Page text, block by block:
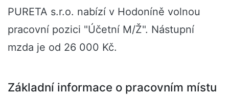
PURETA s.r.o. nabízí v Hodoníně volnou
pracovní pozici "Účetní M/Ž". Nástupní
mzda je od 26 000 Kč.
Základní informace o pracovním místu